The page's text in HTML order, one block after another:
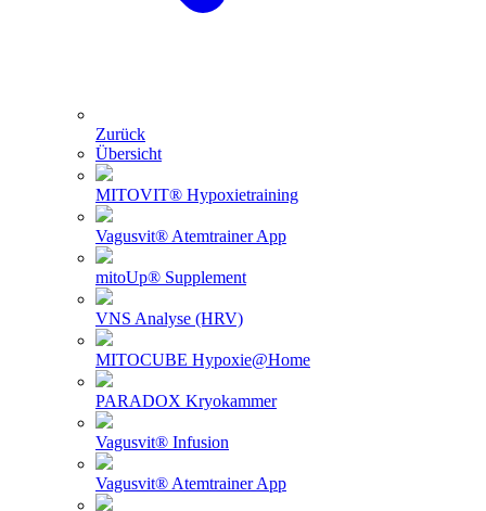
Zurück
Übersicht
MITOVIT® Hypoxietraining
Vagusvit® Atemtrainer App
mitoUp® Supplement
VNS Analyse (HRV)
MITOCUBE Hypoxie@Home
PARADOX Kryokammer
Vagusvit® Infusion
Vagusvit® Atemtrainer App